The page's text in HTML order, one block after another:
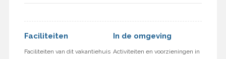
Faciliteiten
Faciliteiten van dit vakantiehuis
In de omgeving
Activiteiten en voorzieningen in